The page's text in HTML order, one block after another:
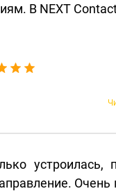
В NEXT
устроилась,
Очень